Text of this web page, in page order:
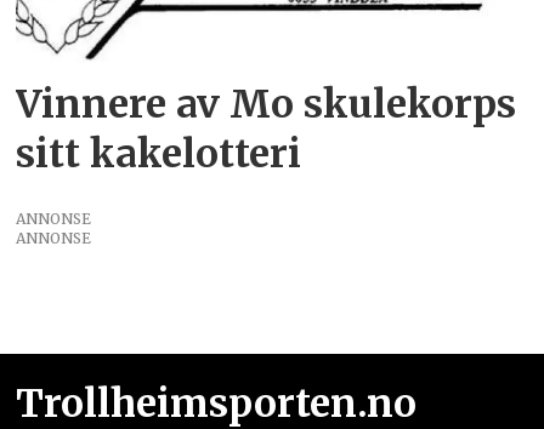
Vinnere av Mo skulekorps
sitt kakelotteri
ANNONSE
ANNONSE
Trollheimsporten.no